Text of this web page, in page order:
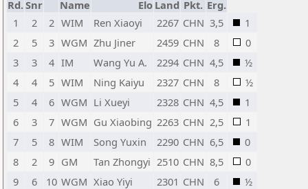
Rd.Snr Name Elo Land Pkt. Erg.
1
2 2 WIM Ren Xiaoyi 2267 CHN 3,5
1
2
5 3 WGM Zhu Jiner 2459 CHN 8
0
3
3 4 IM Wang Yu A. 2294 CHN 4,5
½
4
4 5 WIM Ning Kaiyu 2327 CHN 8
½
5
4 6 WGM Li Xueyi 2328 CHN 4,5
1
6
3 7 WGM Gu Xiaobing 2263 CHN 2,5
1
7
5 8 WIM Song Yuxin 2290 CHN 6,5
0
8
2 9 GM Tan Zhongyi 2510 CHN 8,5
0
9
6 10 WGM Xiao Yiyi 2301 CHN 6
½